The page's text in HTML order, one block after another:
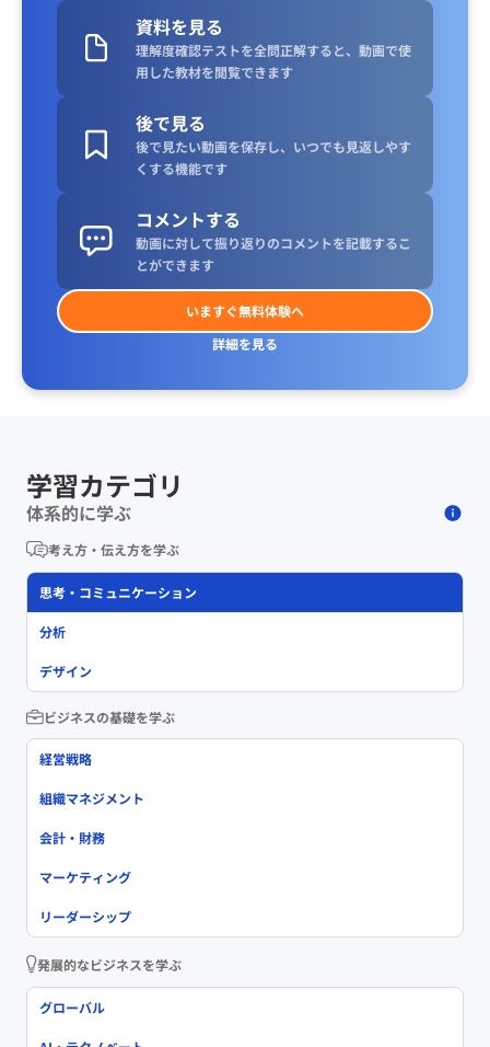
資料を見る
理解度確認テストを全問正解すると、動画で使
用した教材を閲覧できます
後で見る
後で見たい動画を保存し、いつでも見返しやす
くする機能です
コメントする
動画に対して振り返りのコメントを記載するこ
とができます
いますぐ無料体験へ
詳細を見る
学習カテゴリ
体系的に学ぶ
考え方・伝え方を学ぶ
思考・コミュニケーション
分析
デザイン
ビジネスの基礎を学ぶ
経営戦略
組織マネジメント
会計・財務
マーケティング
リーダーシップ
発展的なビジネスを学ぶ
グローバル